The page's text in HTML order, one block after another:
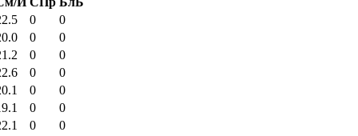
0
0
0
0
0
0
0
0
0
0
0
0
0 0